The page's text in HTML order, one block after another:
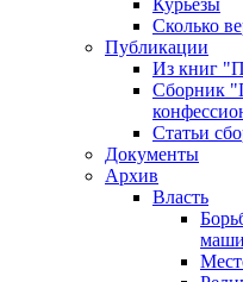
Курьезы
Сколько
Публикации
Из книг
Сборник
Статьи
Документы
Архив
Власть